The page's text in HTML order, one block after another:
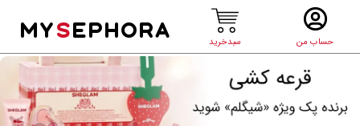
حساب من سبدخرید
MYSEPHORA